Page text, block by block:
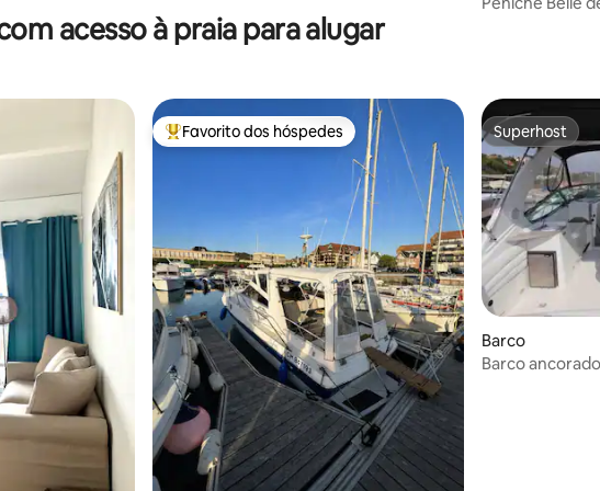
acesso à praia para alugar
76avaliações
Favoritos dos hóspedes mais apreciados
Favorito dos hóspedes Superhost
Superhost
Barco
Barco